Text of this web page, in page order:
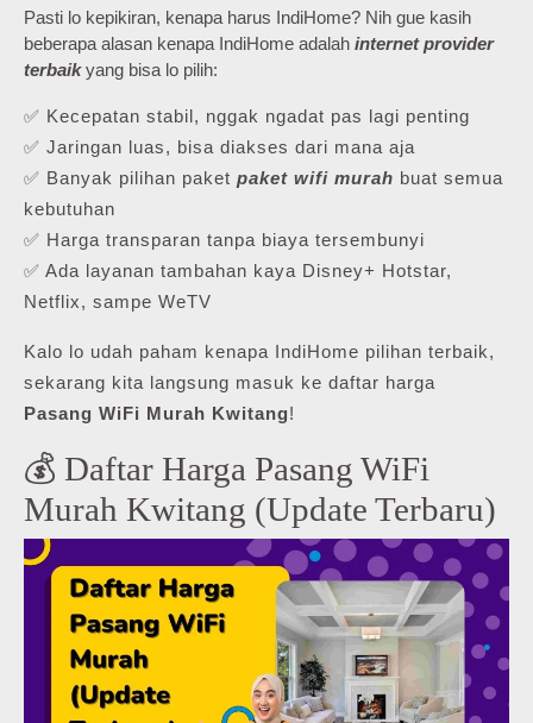
Pasti lo kepikiran, kenapa harus IndiHome? Nih gue kasih
beberapa alasan kenapa IndiHome adalah internet provider
terbaikyang bisa lo pilih:
✅ Kecepatan stabil, nggak ngadat pas lagi penting
✅ Jaringan luas, bisa diakses dari mana aja
✅ Banyak pilihan paket paket wifi murah buat semua
kebutuhan
✅ Harga transparan tanpa biaya tersembunyi
✅ Ada layanan tambahan kaya Disney+ Hotstar,
Netflix, sampe WeTV
Kalo lo udah paham kenapa IndiHome pilihan terbaik,
sekarang kita langsung masuk ke daftar harga
Pasang WiFi Murah Kwitang!
💰 Daftar Harga Pasang WiFi
Murah Kwitang (Update Terbaru)